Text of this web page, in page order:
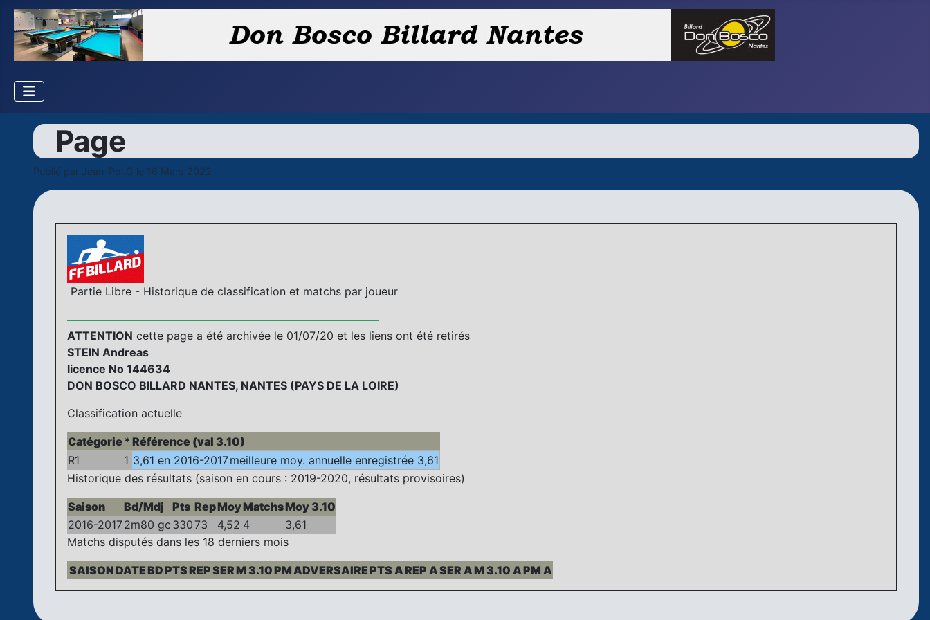
Page
Publié par Jean-Pol.G le 16 Mars 2022
Partie Libre - Historique de classification et matchs par joueur
ATTENTION cette page a été archivée le 01/07/20 et les liens ont été retirés
STEIN Andreas
licence No 144634
DON BOSCO BILLARD NANTES, NANTES (PAYS DE LA LOIRE)
Classification actuelle
Catégorie* Référence (val 3.10)
R1
1 3,61 en 2016-2017meilleure moy. annuelle enregistrée 3,61
Historique des résultats (saison en cours : 2019-2020, résultats provisoires)
Saison Bd/Mdj Pts RepMoyMatchsMoy 3.10
2016-20172m80 gc 330 73 4,52 4
3,61
Matchs disputés dans les 18 derniers mois
SAISONDATEBDPTSREPSERM 3.10PMADVERSAIREPTS AREP ASER AM 3.10 APM A